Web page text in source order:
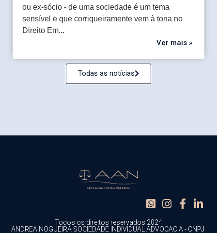
ou ex-sócio - de uma sociedade é um tema
sensível e que corriqueiramente vem à tona no
Direito Em...
Ver mais »
Todas as notícias
Todos os direitos reservados 2024
ANDREA NOGUEIRA SOCIEDADE INDIVIDUAL ADVOCACIA - CNPJ: